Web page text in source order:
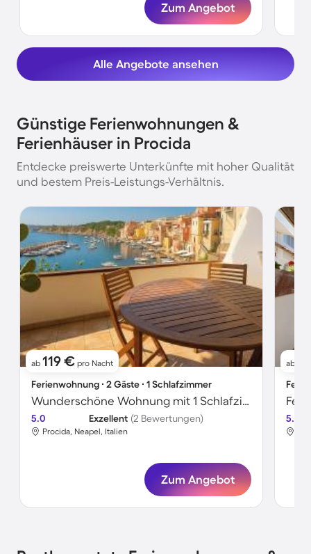
Zum Angebot
Alle Angebote ansehen
Günstige Ferienwohnungen &
Ferienhäuser in Procida
Entdecke preiswerte Unterkünfte mit hoher Qualität
und bestem Preis-Leistungs-Verhältnis.
ab 119 € pro Nacht
Ferienwohnung ∙ 2 Gäste ∙ 1 Schlafzimmer
Wunderschöne Wohnung mit 1 Schlafzimmer für 2 Personen
5.0 Exzellent (2 Bewertungen)
Procida, Neapel, Italien
Zum Angebot
ab
5.0